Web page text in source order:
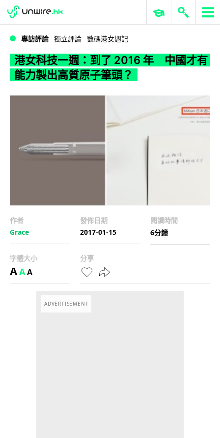
WWDC 2026 ERP 與商業 AI
專訪評論 獨立評論 數碼港女週記
港女科技一週：到了 2016 年 中國才有
能力製出高質原子筆頭？
作者
Grace
發佈日期
2017-01-15
閱讀時間
6分鐘
字體大小
AAA
分享
ADVERTISEMENT